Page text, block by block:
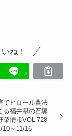
ね！
でピロール農法
る福井県の石塚
情報VOL.728
10～11/16